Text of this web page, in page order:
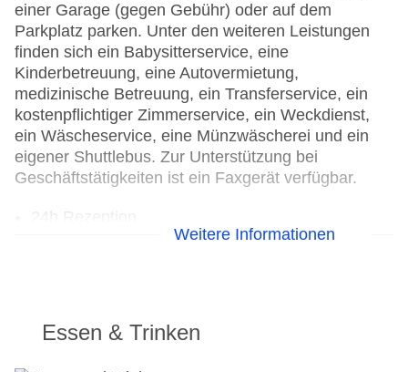
einer Garage (gegen Gebühr) oder auf dem
Parkplatz parken. Unter den weiteren Leistungen
finden sich ein Babysitterservice, eine
Kinderbetreuung, eine Autovermietung,
medizinische Betreuung, ein Transferservice, ein
kostenpflichtiger Zimmerservice, ein Weckdienst,
ein Wäscheservice, eine Münzwäscherei und ein
eigener Shuttlebus. Zur Unterstützung bei
Geschäftstätigkeiten ist ein Faxgerät verfügbar.
Hotelsafe
WLAN/WiFi im Hotel
Weitere Informationen
Essen & Trinken